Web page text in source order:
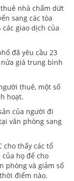
nhà chấm dứt
sang các tòa
giao dịch của
đã yêu cầu 23
giá trung bình
thuê, một số
hoạt.
của người đi
văn phòng sang
cho thấy các tổ
họ để cho
phòng và giảm số
điểm nào.